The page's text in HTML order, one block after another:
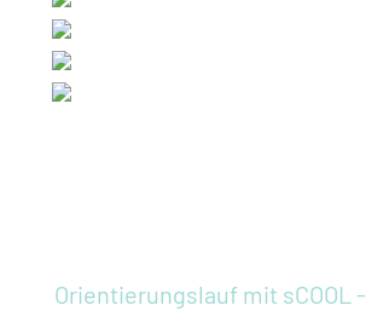
Orientierungslauf mit sCOOL